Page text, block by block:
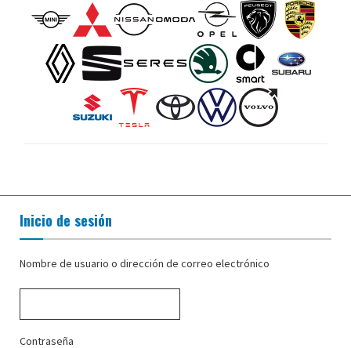
Inicio de sesión
Nombre de usuario o dirección de correo electrónico
Contraseña